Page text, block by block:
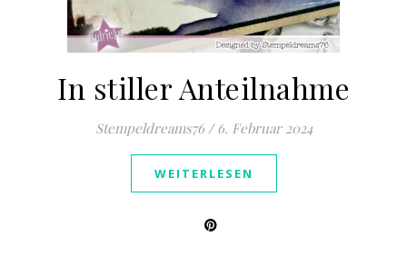
In stiller Anteilnahme
Stempeldreams76 / 6. Februar 2024
WEITERLESEN